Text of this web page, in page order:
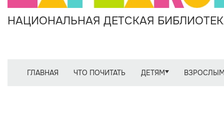
НАЦИОНАЛЬНАЯ ДЕТСКАЯ
ГЛАВНАЯ ЧТО ПОЧИТАТЬ ДЕТЯМ